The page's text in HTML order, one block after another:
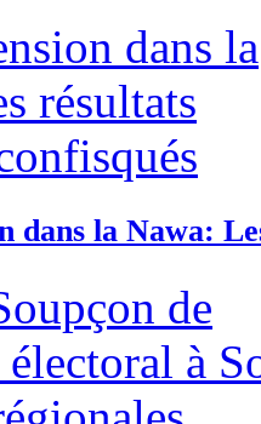
dans la Nawa: